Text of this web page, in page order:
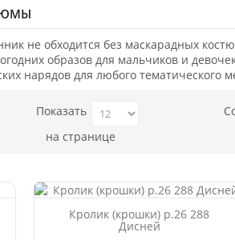
не обходится без маскарадных
образов для мальчиков и
нарядов для любого тематического
Показать
на странице
Кролик (крошки) р.26 288
Дисней